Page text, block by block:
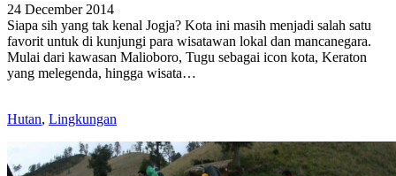
24 December 2014
Siapa sih yang tak kenal Jogja? Kota ini masih menjadi salah satu
favorit untuk di kunjungi para wisatawan lokal dan mancanegara.
Mulai dari kawasan Malioboro, Tugu sebagai icon kota, Keraton
yang melegenda, hingga wisata…
Hutan, Lingkungan